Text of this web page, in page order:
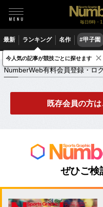
毎日6時・
最新 ランキング 名作 #甲子園
NumberWeb有料会員登録・ログイン
NumberWeb有料会員登録・ロ
既存会員の方
ぜひご検
今人気の記事が競技ごとに探せます ×